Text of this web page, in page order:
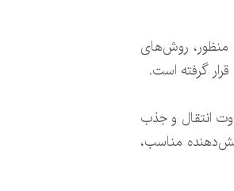
منظور، روش‌های
گرفته است.
انتقال و جذب
مناسب،